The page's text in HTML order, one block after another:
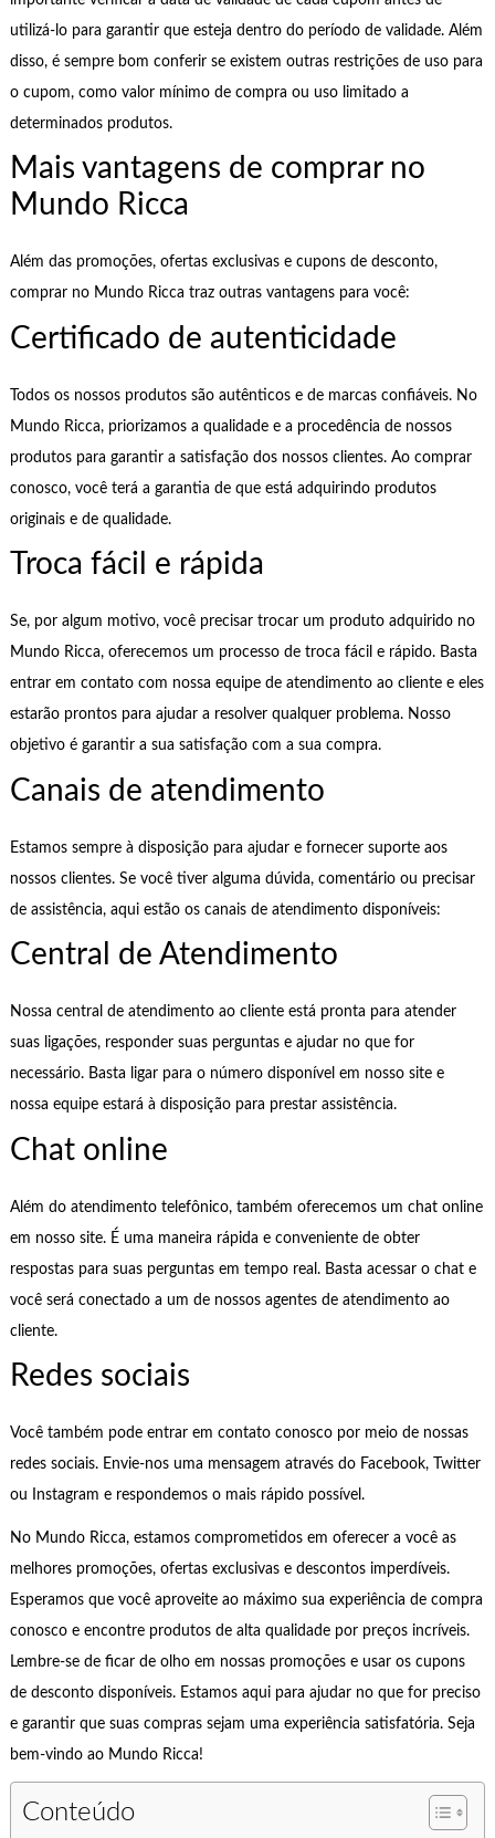
utilizá-lo para garantir que esteja dentro do período de validade. Além
disso, é sempre bom conferir se existem outras restrições de uso para
o cupom, como valor mínimo de compra ou uso limitado a
determinados produtos.
Mais vantagens de comprar no
Mundo Ricca
Além das promoções, ofertas exclusivas e cupons de desconto,
comprar no Mundo Ricca traz outras vantagens para você:
Certificado de autenticidade
Todos os nossos produtos são autênticos e de marcas confiáveis. No
Mundo Ricca, priorizamos a qualidade e a procedência de nossos
produtos para garantir a satisfação dos nossos clientes. Ao comprar
conosco, você terá a garantia de que está adquirindo produtos
originais e de qualidade.
Troca fácil e rápida
Se, por algum motivo, você precisar trocar um produto adquirido no
Mundo Ricca, oferecemos um processo de troca fácil e rápido. Basta
entrar em contato com nossa equipe de atendimento ao cliente e eles
estarão prontos para ajudar a resolver qualquer problema. Nosso
objetivo é garantir a sua satisfação com a sua compra.
Canais de atendimento
Estamos sempre à disposição para ajudar e fornecer suporte aos
nossos clientes. Se você tiver alguma dúvida, comentário ou precisar
de assistência, aqui estão os canais de atendimento disponíveis:
Central de Atendimento
Nossa central de atendimento ao cliente está pronta para atender
suas ligações, responder suas perguntas e ajudar no que for
necessário. Basta ligar para o número disponível em nosso site e
nossa equipe estará à disposição para prestar assistência.
Chat online
Além do atendimento telefônico, também oferecemos um chat online
em nosso site. É uma maneira rápida e conveniente de obter
respostas para suas perguntas em tempo real. Basta acessar o chat e
você será conectado a um de nossos agentes de atendimento ao
cliente.
Redes sociais
Você também pode entrar em contato conosco por meio de nossas
redes sociais. Envie-nos uma mensagem através do Facebook, Twitter
ou Instagram e respondemos o mais rápido possível.
No Mundo Ricca, estamos comprometidos em oferecer a você as
melhores promoções, ofertas exclusivas e descontos imperdíveis.
Esperamos que você aproveite ao máximo sua experiência de compra
conosco e encontre produtos de alta qualidade por preços incríveis.
Lembre-se de ficar de olho em nossas promoções e usar os cupons
de desconto disponíveis. Estamos aqui para ajudar no que for preciso
e garantir que suas compras sejam uma experiência satisfatória. Seja
bem-vindo ao Mundo Ricca!
Conteúdo